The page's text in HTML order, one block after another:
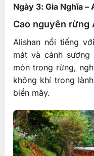
Ngày 3: Gia Nghĩa
Cao nguyên rừng
Alishan nổi tiếng
mát và cảnh
mòn trong rừng,
không khí trong
biển mây.